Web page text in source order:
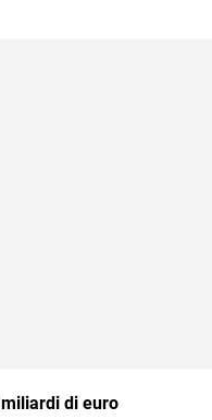
di euro